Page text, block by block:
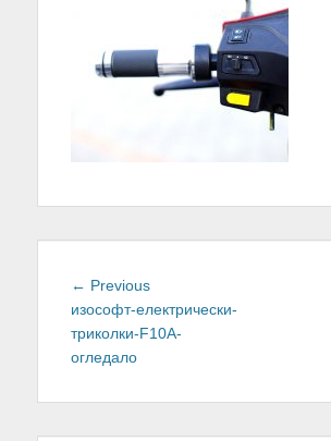
Навигация
← Previous
post:
изософт-електрически-
триколки-F10A-
огледало